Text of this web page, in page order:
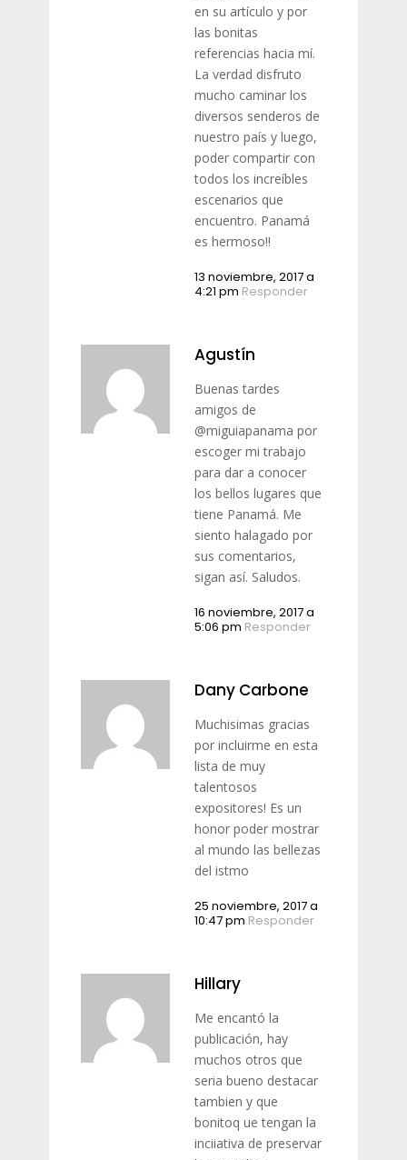
en su artículo y por
las bonitas
referencias hacia mí.
La verdad disfruto
mucho caminar los
diversos senderos de
nuestro país y luego,
poder compartir con
todos los increíbles
escenarios que
encuentro. Panamá
es hermoso!!
13 noviembre, 2017 a
4:21 pm Responder
Agustín
Buenas tardes
amigos de
@miguiapanama por
escoger mi trabajo
para dar a conocer
los bellos lugares que
tiene Panamá. Me
siento halagado por
sus comentarios,
sigan así. Saludos.
16 noviembre, 2017 a
5:06 pm Responder
Dany Carbone
Muchisimas gracias
por incluirme en esta
lista de muy
talentosos
expositores! Es un
honor poder mostrar
al mundo las bellezas
del istmo
25 noviembre, 2017 a
10:47 pm Responder
Hillary
Me encantó la
publicación, hay
muchos otros que
seria bueno destacar
tambien y que
bonitoq ue tengan la
inciiativa de preservar